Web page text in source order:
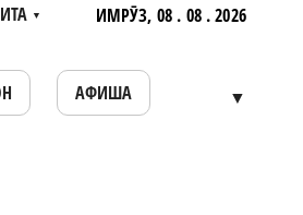
▼ ИМРӮЗ, 08 . 08 . 2026
АФИША ▼